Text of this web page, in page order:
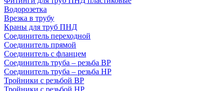
Водорозетка
Врезка в трубу
Краны для труб ПНД
Соединитель переходной
Соединитель прямой
Соединитель с фланцем
Соединитель труба – резьба ВР
Соединитель труба – резьба НР
Тройники с резьбой ВР
Тройники с резьбой НР